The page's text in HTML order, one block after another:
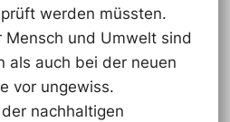
werden müssten.
Mensch und Umwelt sind
als auch bei der neuen
vor ungewiss.
nachhaltigen